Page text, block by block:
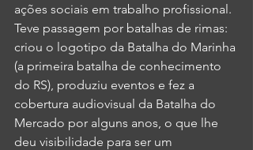
ações sociais em trabalho profissional.
Teve passagem por batalhas de rimas:
criou o logotipo da Batalha do Marinha
(a primeira batalha de conhecimento
do RS), produziu eventos e fez a
cobertura audiovisual da Batalha do
Mercado por alguns anos, o que lhe
deu visibilidade para ser um